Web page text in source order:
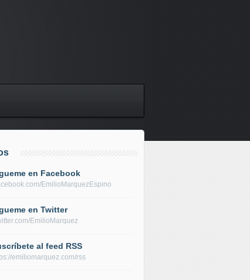
en Facebook
EmilioMarquezEspino
en Twitter
EmilioMarquez
al feed RSS
emiliomarquez.com/rss